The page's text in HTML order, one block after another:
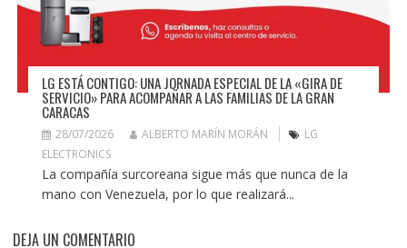
LG ESTÁ CONTIGO: UNA JORNADA ESPECIAL DE LA «GIRA DE
SERVICIO» PARA ACOMPAÑAR A LAS FAMILIAS DE LA GRAN
CARACAS
28/07/2026 ALBERTO MARÍN MORÁN
LG
ELECTRONICS
La compañía surcoreana sigue más que nunca de la
mano con Venezuela, por lo que realizará...
DEJA UN COMENTARIO